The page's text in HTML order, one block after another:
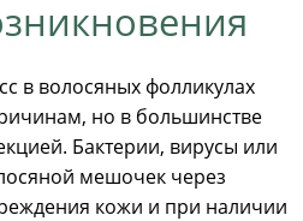
в волосяных фолликулах
но в большинстве
Бактерии, вирусы или
мешочек через
кожи и при наличии